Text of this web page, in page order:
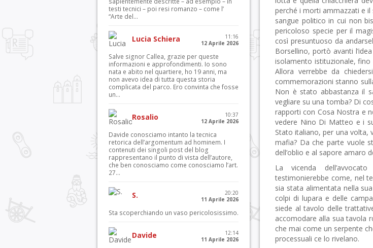
perché i morti ammazzati e
sangue politico in cui non
pericoloso specie per il
così presuntuoso da
Borsellino, portò avanti
isolamento istituzionale,
Allora verrebbe da
commemorazioni stanno
Non è stato abbastanza il
vegliare su una tomba? Di
rapporti con Cosa Nostra e
vedere Nino Di Matteo e i
Stato italiano, per una volta,
mafia? Da che parte vuole
dell’oblio e al sapore amaro
La vicenda
testimonierebbe come, nel
sia stata alimentata nella
colpi di lupara e delle
siede al tavolo delle
accomodare alla sua tavola
che mai come un serpente
processuali ce lo rivelano.
testi tecnici – poi resi romanzo – come l’
“Arte del...
Lucia Schiera
11:16
12 Aprile 2026
Salve signor Callea, grazie per queste
informazioni e approfondimenti. Io sono
nata e abito nel quartiere, ho 19 anni, ma
non avevo idea di tutta questa storia
complicata del parco. Ero convinta che fosse
un...
Rosalio
10:37
12 Aprile 2026
Davide conosciamo intanto la tecnica
retorica dell’argomentum ad hominem. I
contenuti dei singoli post del blog
rappresentano il punto di vista dell’autore,
che ben conosciamo come conosciamo l’art.
27...
S.
20:20
11 Aprile 2026
Sta scoperchiando un vaso pericolosissimo.
Davide
12:14
11 Aprile 2026